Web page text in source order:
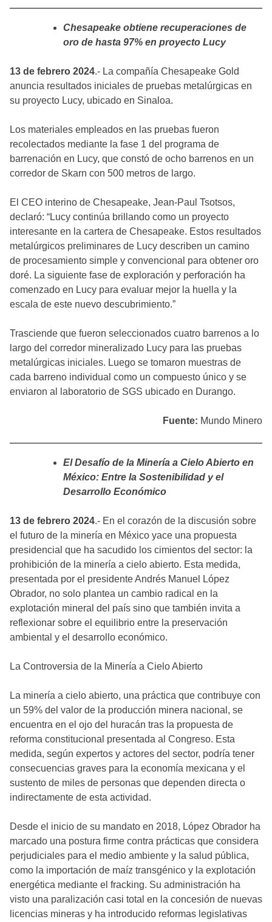
Chesapeake obtiene recuperaciones de
oro de hasta 97% en proyecto Lucy
13 de febrero 2024.- La compañía Chesapeake Gold
anuncia resultados iniciales de pruebas metalúrgicas en
su proyecto Lucy, ubicado en Sinaloa.
Los materiales empleados en las pruebas fueron
recolectados mediante la fase 1 del programa de
barrenación en Lucy, que constó de ocho barrenos en un
corredor de Skarn con 500 metros de largo.
El CEO interino de Chesapeake, Jean-Paul Tsotsos,
declaró: “Lucy continúa brillando como un proyecto
interesante en la cartera de Chesapeake. Estos resultados
metalúrgicos preliminares de Lucy describen un camino
de procesamiento simple y convencional para obtener oro
doré. La siguiente fase de exploración y perforación ha
comenzado en Lucy para evaluar mejor la huella y la
escala de este nuevo descubrimiento.”
Trasciende que fueron seleccionados cuatro barrenos a lo
largo del corredor mineralizado Lucy para las pruebas
metalúrgicas iniciales. Luego se tomaron muestras de
cada barreno individual como un compuesto único y se
enviaron al laboratorio de SGS ubicado en Durango.
Fuente: Mundo Minero
El Desafío de la Minería a Cielo Abierto en
México: Entre la Sostenibilidad y el
Desarrollo Económico
13 de febrero 2024.- En el corazón de la discusión sobre
el futuro de la minería en México yace una propuesta
presidencial que ha sacudido los cimientos del sector: la
prohibición de la minería a cielo abierto. Esta medida,
presentada por el presidente Andrés Manuel López
Obrador, no solo plantea un cambio radical en la
explotación mineral del país sino que también invita a
reflexionar sobre el equilibrio entre la preservación
ambiental y el desarrollo económico.
La Controversia de la Minería a Cielo Abierto
La minería a cielo abierto, una práctica que contribuye con
un 59% del valor de la producción minera nacional, se
encuentra en el ojo del huracán tras la propuesta de
reforma constitucional presentada al Congreso. Esta
medida, según expertos y actores del sector, podría tener
consecuencias graves para la economía mexicana y el
sustento de miles de personas que dependen directa o
indirectamente de esta actividad.
Desde el inicio de su mandato en 2018, López Obrador ha
marcado una postura firme contra prácticas que considera
perjudiciales para el medio ambiente y la salud pública,
como la importación de maíz transgénico y la explotación
energética mediante el fracking. Su administración ha
visto una paralización casi total en la concesión de nuevas
licencias mineras y ha introducido reformas legislativas